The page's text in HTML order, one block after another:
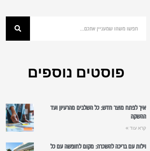
פוסטים נוספים
איך לפתח מוצר חדש: כל השלבים מהרעיון ועד
ההשקה
קרא עוד »
וילות עם בריכה להשכרה: מקום לחופשה עם כל